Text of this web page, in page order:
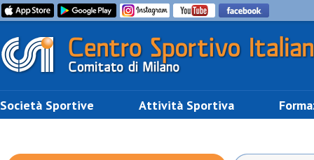
Società Sportive Attività Sportiva